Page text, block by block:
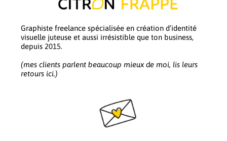
Graphiste freelance spécialisée en création d’identité
visuelle juteuse et aussi irrésistible que ton business,
depuis 2015.
(mes clients parlent beaucoup mieux de moi, lis leurs
retours ici.)